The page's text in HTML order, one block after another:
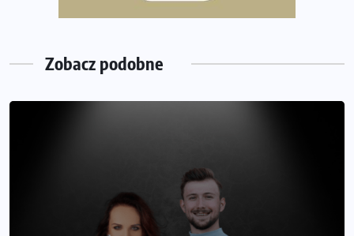
Wystartuje rekordowa liczba uczestników
Zobacz podobne